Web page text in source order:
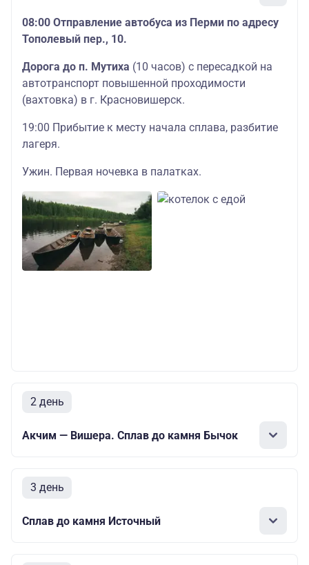
08:00 Отправление автобуса из Перми по адресу
Тополевый пер., 10.
Дорога до п. Мутиха (10 часов) с пересадкой на
автотранспорт повышенной проходимости
(вахтовка) в г. Красновишерск.
19:00 Прибытие к месту начала сплава, разбитие
лагеря.
Ужин. Первая ночевка в палатках.
2 день
Акчим — Вишера. Сплав до камня Бычок
3 день
Сплав до камня Источный